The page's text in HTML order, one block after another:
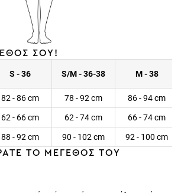
ΣΟΥ!
S - 36 S/M - 36-38 M - 38
82 - 86 cm 78 - 92 cm 86 - 94 cm
62 - 66 cm 62 - 74 cm 66 - 74 cm
88 - 92 cm 90 - 102 cm
92 - 100 cm
ΤΟ ΜΕΓΕΘΟΣ ΤΟΥ